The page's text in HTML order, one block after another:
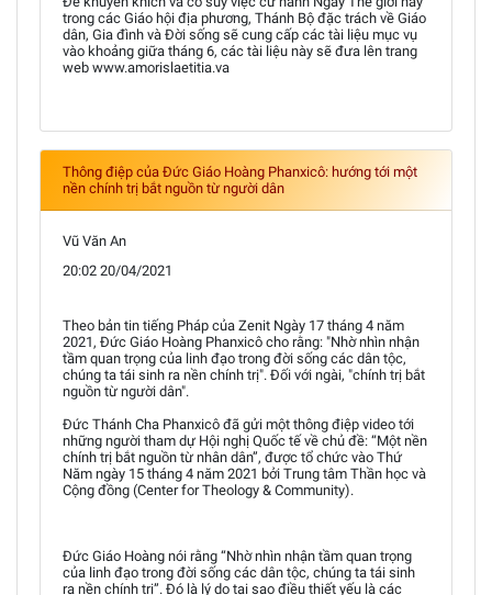
trong các Giáo hội địa phương, Thánh Bộ đặc trách về Giáo
dân, Gia đình và Đời sống sẽ cung cấp các tài liệu mục vụ
vào khoảng giữa tháng 6, các tài liệu này sẽ đưa lên trang
web www.amorislaetitia.va
Thông điệp của Đức Giáo Hoàng Phanxicô: hướng tới một
nền chính trị bắt nguồn từ người dân
Vũ Văn An
20:02 20/04/2021
Theo bản tin tiếng Pháp của Zenit Ngày 17 tháng 4 năm
2021, Đức Giáo Hoàng Phanxicô cho rằng: "Nhờ nhìn nhận
tầm quan trọng của linh đạo trong đời sống các dân tộc,
chúng ta tái sinh ra nền chính trị". Đối với ngài, "chính trị bắt
nguồn từ người dân".
Đức Thánh Cha Phanxicô đã gửi một thông điệp video tới
những người tham dự Hội nghị Quốc tế về chủ đề: “Một nền
chính trị bắt nguồn từ nhân dân”, được tổ chức vào Thứ
Năm ngày 15 tháng 4 năm 2021 bởi Trung tâm Thần học và
Cộng đồng (Center for Theology & Community).
Đức Giáo Hoàng nói rằng “Nhờ nhìn nhận tầm quan trọng
của linh đạo trong đời sống các dân tộc, chúng ta tái sinh
ra nền chính trị”. Đó là lý do tại sao điều thiết yếu là các